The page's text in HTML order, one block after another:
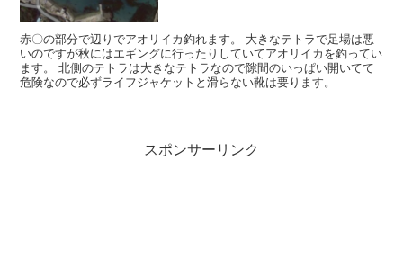
赤〇の部分で辺りでアオリイカ釣れます。 大きなテトラで足場は悪
いのですが秋にはエギングに行ったりしていてアオリイカを釣ってい
ます。 北側のテトラは大きなテトラなので隙間のいっぱい開いてて
危険なので必ずライフジャケットと滑らない靴は要ります。
スポンサーリンク